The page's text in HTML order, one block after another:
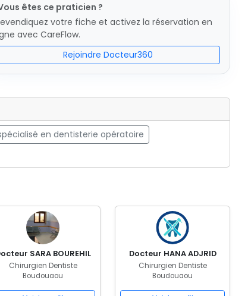
êtes ce praticien ?
votre fiche et activez la réservation en
avec CareFlow.
Rejoindre Docteur360
en dentisterie opératoire
SARA BOUREHIL
Chirurgien Dentiste
Boudouaou
Docteur HANA ADJRID
Chirurgien Dentiste
Boudouaou